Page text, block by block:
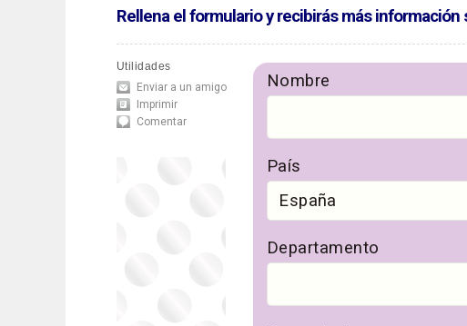
Rellena el formulario y recibirás más información
Utilidades
Enviar a un amigo
Imprimir
Comentar
Nombre
País
Departamento